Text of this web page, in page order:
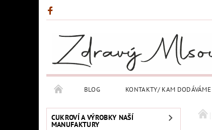
BLOG KONTAKTY/ KAM DODÁVÁME
CUKROVÍ A VÝROBKY NAŠÍ
MANUFAKTURY